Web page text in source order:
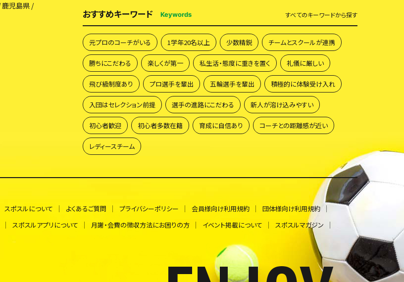
鹿児島県
おすすめキーワード Keywords すべてのキーワードから探す
元プロのコーチがいる 1学年20名以上 少数精鋭 チームとスクールが連携
勝ちにこだわる 楽しくが第一 私生活・態度に重きを置く 礼儀に厳しい
飛び級制度あり プロ選手を輩出 五輪選手を輩出 積極的に体験受け入れ
入団はセレクション前提 選手の進路にこだわる 新人が溶け込みやすい
初心者歓迎 初心者多数在籍 育成に自信あり コーチとの距離感が近い
レディースチーム
スポスルについて よくあるご質問 プライバシーポリシー 会員様向け利用規約
団体様向け利用規約
スポスルアプリについて 月謝・会費の徴収方法にお困りの方 イベント掲載について
スポスルマガジン